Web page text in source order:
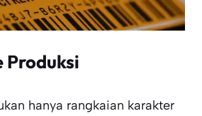
Produksi
hanya rangkaian karakter